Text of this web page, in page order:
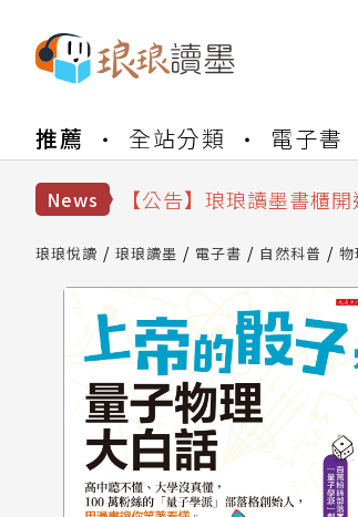
推薦 全站分類 電子書
News
【公告】因 Readmoo
【公告】琅琅讀墨書櫃
【公告】琅琅書店服務升
【公告】因 Readmoo 讀
琅琅悅讀 琅琅讀墨 電子書 自然科普